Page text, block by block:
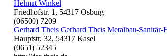
Helmut Winkel
Friedhofstr. 1, 54317 Osburg
(06500) 7209
Gerhard Theis Gerhard Theis Metalbau-
Hauptstr. 32, 54317 Kasel
(0651) 52345